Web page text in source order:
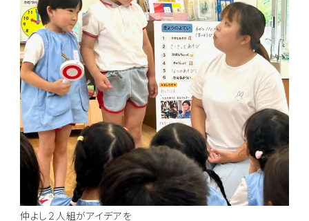
仲よし２人組がアイデアを